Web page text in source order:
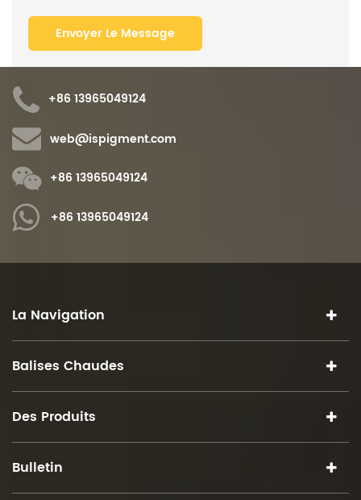
+86 13965049124
web@ispigment.com
+86 13965049124
+86 13965049124
La Navigation
Balises Chaudes
Des Produits
Bulletin